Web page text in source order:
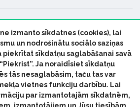
SŪTĪT
visas tiesības paturētas
izmanto sīkdatnes (cookies), lai
un nodrošinātu sociālo saziņas
piekrītat sīkdatņu saglabāšanai savā
Ja noraidīsiet sīkdatņu
tās nesaglabāsim, taču tas var
vietnes funkciju darbību. Lai
par izmantotajām sīkdatnēm,